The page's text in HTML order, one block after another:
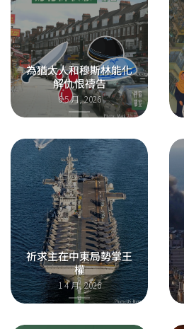
為猶太人和穆斯林能化
解仇恨禱告
6 5 月, 2026
祈求主在中東局勢掌王
權
1 4 月, 2026